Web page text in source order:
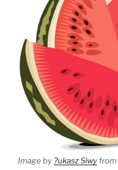
Image by ?ukasz Siwyfrom